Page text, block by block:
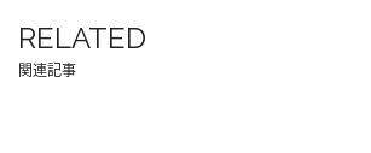
RELATED
関連記事